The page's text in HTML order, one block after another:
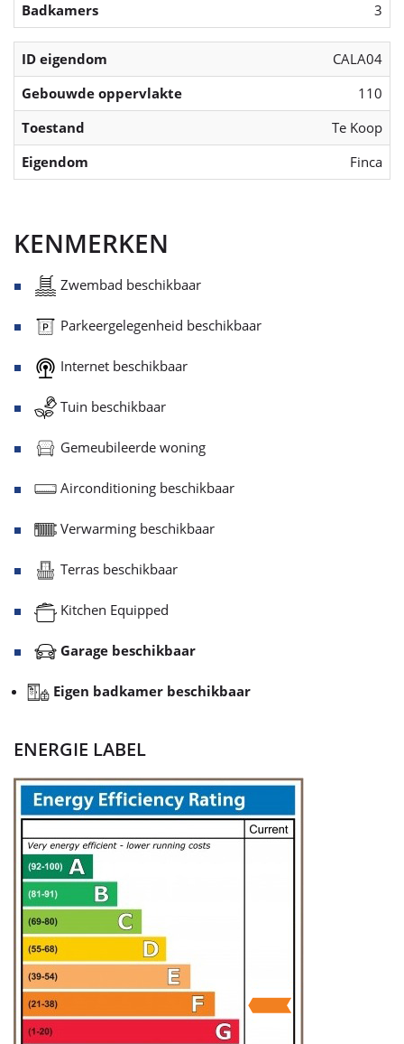
Badkamers
3
ID eigendom
CALA04
Gebouwde oppervlakte
110
Toestand
Te Koop
Eigendom
Finca
KENMERKEN
Zwembad beschikbaar
Parkeergelegenheid beschikbaar
Internet beschikbaar
Tuin beschikbaar
Gemeubileerde woning
Airconditioning beschikbaar
Verwarming beschikbaar
Terras beschikbaar
Kitchen Equipped
Garage beschikbaar
Eigen badkamer beschikbaar
ENERGIE LABEL